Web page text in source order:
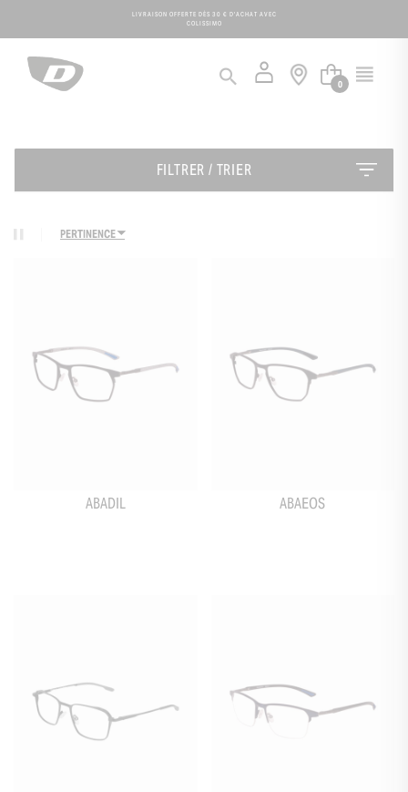
LIVRAISON OFFERTE DÈS 30 € D'ACHAT AVEC
COLISSIMO
0
FILTRER / TRIER
PERTINENCE
ABADIL ABAEOS